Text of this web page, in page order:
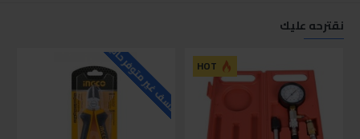
نقترحه عليك
HOT للاسف غير متوفر حاليا